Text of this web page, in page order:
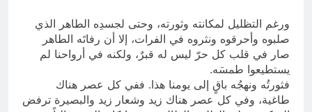
ورغم التظليل لمكانته وثورته، وحتى لجسدِه الطاهر الذي
صلبوه وأحرقوه ونثروه في الفرات، إلا أن رفاتَه الطاهر
صار في قلب كل حرّ ليس له قبرٌ، ولكنه في أرواحنا لم
يستطيعوا طمسَه.
فثورتُه ونهجُه باقٍ إلى يومنا هذا. ففي كل عصر هناك
طاغية، وفي كل عصر هناك زيد وشعار زيد والبصيرة ترفض